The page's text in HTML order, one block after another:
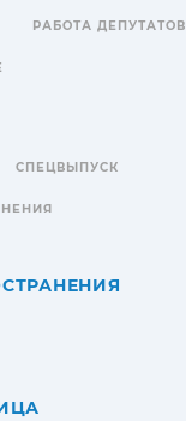
РАБОТА ДЕПУТАТОВ
СПЕЦВЫПУСК